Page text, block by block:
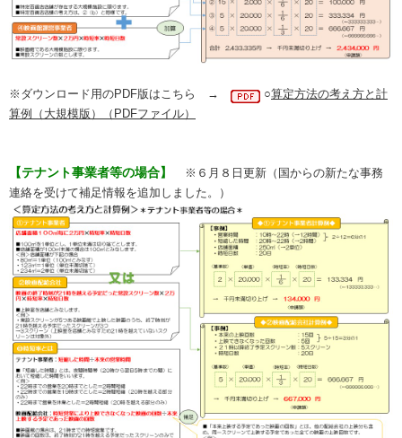
※ダウンロード用のPDF版はこちら → ○算定方法の考え方と計
算例（大規模版）（PDFファイル）
【テナント事業者等の場合】
※６月８日更新（国からの新たな事務
連絡を受けて補足情報を追加しました。）